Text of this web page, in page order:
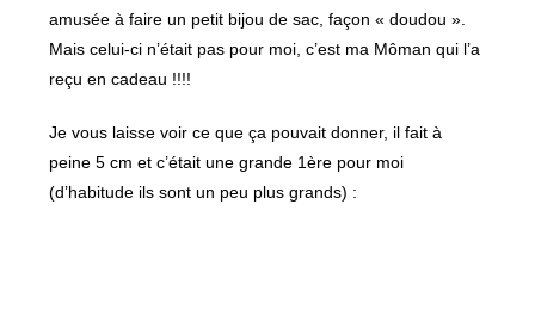
amusée à faire un petit bijou de sac, façon « doudou ».
Mais celui-ci n’était pas pour moi, c’est ma Môman qui l’a
reçu en cadeau !!!!
Je vous laisse voir ce que ça pouvait donner, il fait à
peine 5 cm et c’était une grande 1ère pour moi
(d’habitude ils sont un peu plus grands) :